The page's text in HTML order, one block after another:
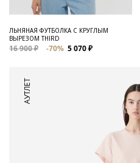
ЛЬНЯНАЯ ФУТБОЛКА С КРУГЛЫМ
ВЫРЕЗОМ THIRD
16 900 ₽ -70% 5 070 ₽
АУТЛЕТ